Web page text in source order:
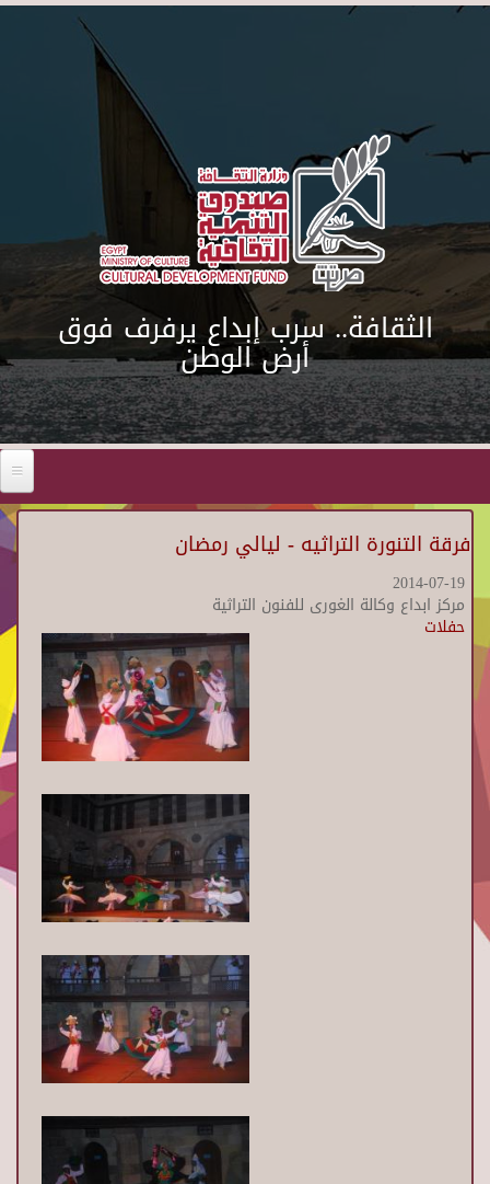
Skip to main content
الثقافة.. سرب إبداع يرفرف فوق
أرض الوطن
فرقة التنورة التراثيه - ليالي رمضان
2014-07-19
مركز ابداع وكالة الغورى للفنون التراثية
حفلات